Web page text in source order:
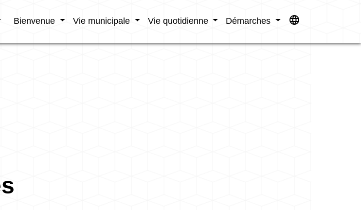
Bienvenue Vie municipale Vie quotidienne Démarches language